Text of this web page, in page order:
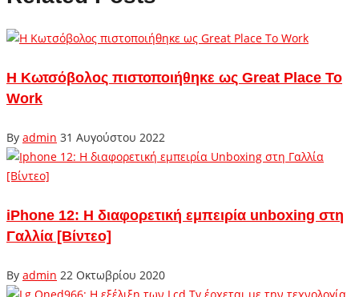
H Κωτσόβολος πιστοποιήθηκε ως Great Place To
Work
By admin 31 Αυγούστου 2022
iPhone 12: Η διαφορετική εμπειρία unboxing στη
Γαλλία [Βίντεο]
By admin 22 Οκτωβρίου 2020